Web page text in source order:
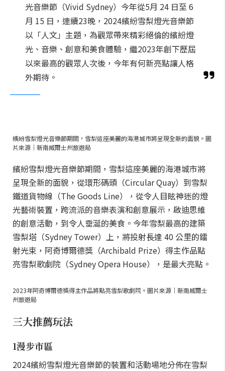
光音樂節（Vivid Sydney）今年從5月 24 日至 6
月 15 日，連續23晚，2024繽紛雪梨燈光音樂節
以「人文」主題，為觀眾帶來精彩絕倫的繽紛燈
光、音樂、創意和美食體驗，繼2023年創下歷屆
以來最高的觀眾人次後，今年有何新亮點讓人格
外期待。
繽紛雪梨燈光音樂節期間，雪梨這座美麗的海港城市將呈現全新的面貌。圖
片來源｜新南威爾士州旅遊局
繽紛雪梨燈光音樂節期間，雪梨這座美麗的海港城市將
呈現全新的面貌，從環形碼頭（Circular Quay）到雪梨
鐵道貨物線（The Goods Line），從令人目眩神迷的燈
光藝術裝置，跨流派的音樂表演和創意展示，啟迪思維
的創意活動，到令人垂涎的美食。今年雪梨最高的建築
雪梨塔（Sydney Tower）上，將投射長達 40 公里的鐳
射光束，阿奇博爾德獎（Archibald Prize）得主作品點
亮雪梨歌劇院（Sydney Opera House），是最大亮點。
2023年阿奇博爾德獎得主作品將點亮雪梨歌劇院。圖片來源｜新南威爾士
州旅遊局
三大推薦玩法
1漫步市區
2024繽紛雪梨燈光音樂節的裝置和活動場地分佈在雪梨